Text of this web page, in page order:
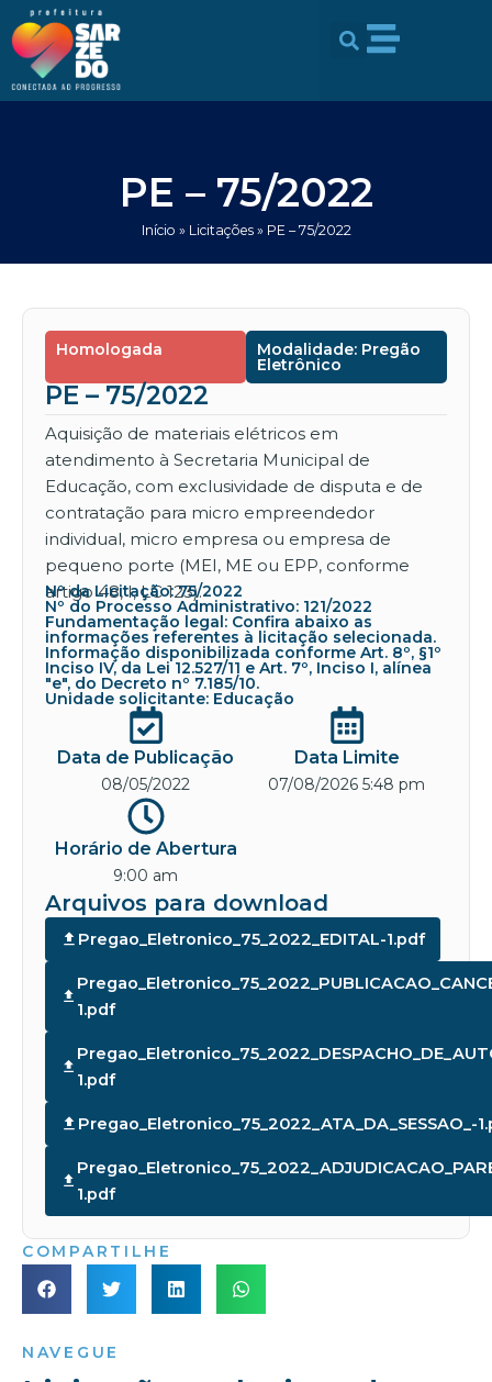
conteúdo
para
conteúdo
PE – 75/2022
Início » Licitações» PE – 75/2022
Homologada Modalidade: Pregão
Eletrônico
PE – 75/2022
Aquisição de materiais elétricos em
atendimento à Secretaria Municipal de
Educação, com exclusividade de disputa e de
contratação para micro empreendedor
individual, micro empresa ou empresa de
pequeno porte (MEI, ME ou EPP, conforme
artigo 48, I, LC 123).
Nº da Licitação: 75/2022
Nº do Processo Administrativo: 121/2022
Fundamentação legal: Confira abaixo as
informações referentes à licitação selecionada.
Informação disponibilizada conforme Art. 8º, §1º
Inciso IV, da Lei 12.527/11 e Art. 7º, Inciso I, alínea
"e", do Decreto nº 7.185/10.
Unidade solicitante: Educação
Data de Publicação
08/05/2022
Data Limite
07/08/2026 5:48 pm
Horário de Abertura
9:00 am
Arquivos para download
Pregao_Eletronico_75_2022_EDITAL-1.pdf
1.pdf
1.pdf
Pregao_Eletronico_75_2022_ATA_DA_SESSAO_-
1.pdf
COMPARTILHE
NAVEGUE